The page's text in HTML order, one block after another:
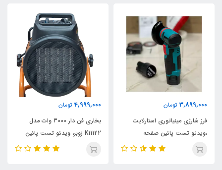
3,899,000 تومان
فرز شارژی مینیاتوری استارلایت
،ویدئو تست پائین صفحه
4,999,000 تومان
بخاری فن دار 3000 وات مدل
K11122 زوبر، ویدئو تست پائین
صفحه